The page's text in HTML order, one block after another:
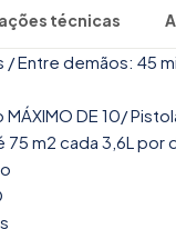
técnicas
Entre demãos: 45
DE 10/
75 m2 cada 3,6L por